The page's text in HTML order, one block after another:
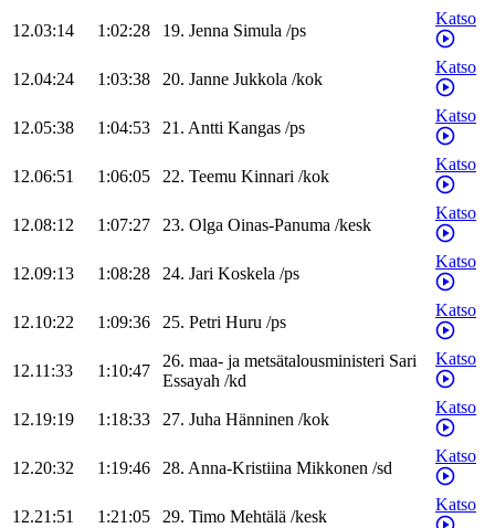
12.03:14 1:02:28 19. Jenna Simula /ps
Katso
12.04:24 1:03:38 20. Janne Jukkola /kok
Katso
12.05:38 1:04:53 21. Antti Kangas /ps
Katso
12.06:51 1:06:05 22. Teemu Kinnari /kok
Katso
12.08:12 1:07:27 23. Olga Oinas-Panuma /kesk
Katso
12.09:13 1:08:28 24. Jari Koskela /ps
Katso
12.10:22 1:09:36 25. Petri Huru /ps
Katso
12.11:33 1:10:47
26. maa- ja metsätalousministeri Sari
Essayah /kd
Katso
12.19:19 1:18:33 27. Juha Hänninen /kok
Katso
12.20:32 1:19:46 28. Anna-Kristiina Mikkonen /sd
Katso
12.21:51 1:21:05 29. Timo Mehtälä /kesk
Katso